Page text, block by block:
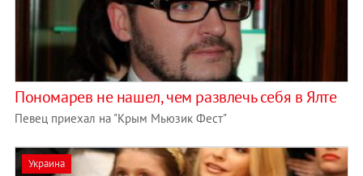
Пономарев не нашел, чем развлечь себя в Ялте
Певец приехал на "Крым Мьюзик Фест"
Украина